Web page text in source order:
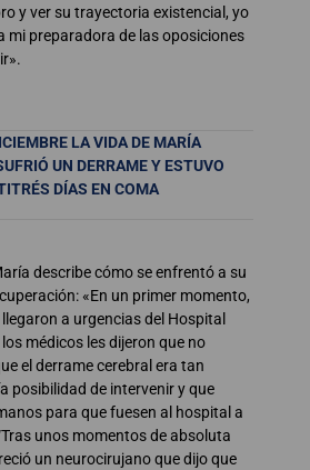
y ver su trayectoria existencial, yo
mi preparadora de las oposiciones
LA VIDA DE MARÍA
UN DERRAME Y ESTUVO
DÍAS EN COMA
describe cómo se enfrentó a su
«En un primer momento,
a urgencias del Hospital
médicos les dijeron que no
el derrame cerebral era tan
posibilidad de intervenir y que
para que fuesen al hospital a
unos momentos de absoluta
un neurocirujano que dijo que